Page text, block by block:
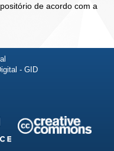
de acordo com a
- GID